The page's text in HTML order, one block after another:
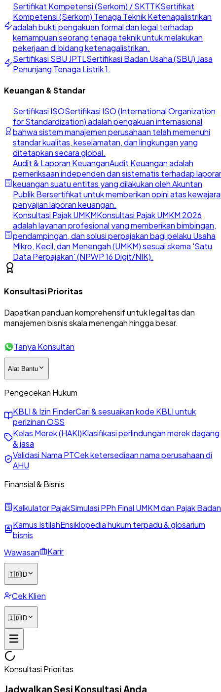
Sertifikat Kompetensi (Serkom) / SKTTKSertifikat
Kompetensi (Serkom) Tenaga Teknik Ketenagalistrikan
adalah bukti pengakuan formal dan legal terhadap
kemampuan seorang tenaga teknik untuk melakukan
pekerjaan di bidang ketenagalistrikan.
Sertifikasi SBU JPTLSertifikasi Badan Usaha (SBU) Jasa
Penunjang Tenaga Listrik 1.
Keuangan & Standar
Sertifikasi ISOSertifikasi ISO (International Organization
for Standardization) adalah pengakuan internasional
bahwa sistem manajemen perusahaan telah memenuhi
standar kualitas, keselamatan, dan lingkungan yang
ditetapkan secara global.
Audit & Laporan KeuanganAudit Keuangan adalah
pemeriksaan independen dan sistematis terhadap
keuangan suatu entitas yang dilakukan oleh Akuntan
Publik Bersertifikat untuk memberikan opini atas
penyajian laporan keuangan.
Konsultasi Pajak UMKMKonsultasi Pajak UMKM 2026
adalah layanan profesional yang memberikan bimbingan,
pendampingan, dan solusi perpajakan bagi pelaku Usaha
Mikro, Kecil, dan Menengah (UMKM) sesuai skema 'Satu
Data Perpajakan' (NPWP 16 Digit/NIK).
Konsultasi Prioritas
Dapatkan panduan komprehensif untuk legalitas dan
manajemen bisnis skala menengah hingga besar.
Tanya Konsultan
Alat Bantu
Pengecekan Hukum
KBLI & Izin FinderCari & sesuaikan kode KBLI untuk
perizinan OSS
Kelas Merek (HAKI)Klasifikasi perlindungan merek dagang
& jasa
Validasi Nama PTCek ketersediaan nama perusahaan di
AHU
Finansial & Bisnis
Kalkulator PajakSimulasi PPh Final UMKM dan Pajak Badan
Kamus IstilahEnsiklopedia hukum terpadu & glosarium
bisnis
Wawasan
Karir
🇮🇩ID
Cek Klien
🇮🇩ID
Konsultasi Prioritas
Jadwalkan Sesi Konsultasi Anda